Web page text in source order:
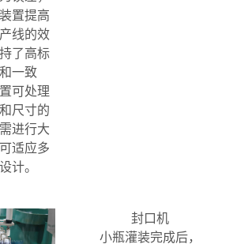
置提高
线的效
了高标
一致
可处理
尺寸的
进行大
适应多
计。
封口机
小瓶灌装完成后，